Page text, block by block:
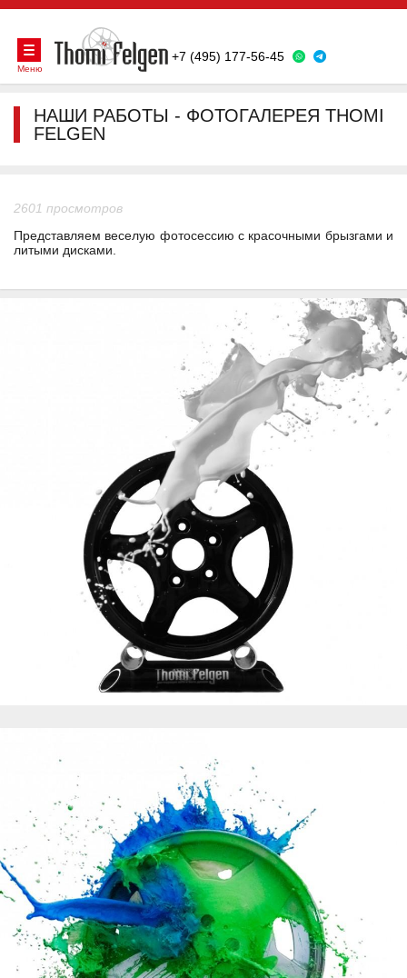
+7 (495) 177-56-45
Меню
НАШИ РАБОТЫ - ФОТОГАЛЕРЕЯ THOMI
FELGEN
2601 просмотров
Представляем веселую фотосессию с красочными брызгами и
литыми дисками.